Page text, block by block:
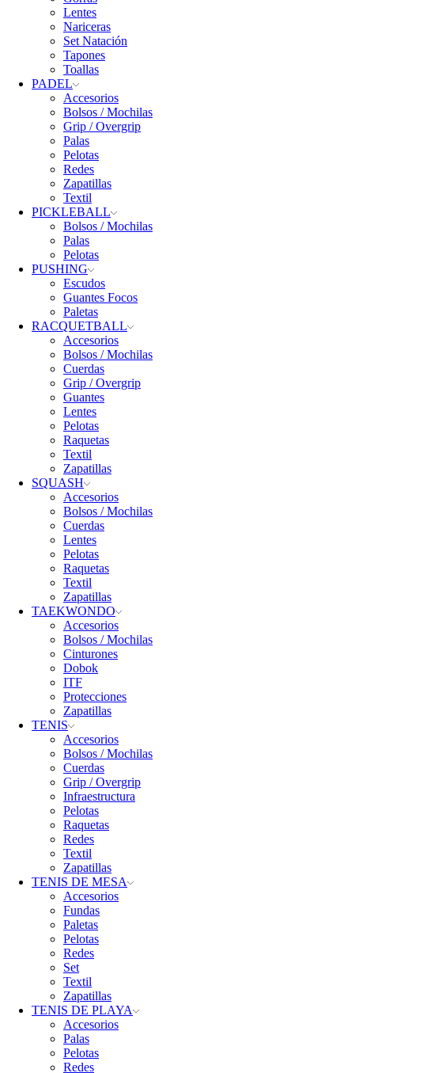
Lentes
Nariceras
Set Natación
Tapones
Toallas
PADEL
Accesorios
Bolsos / Mochilas
Grip / Overgrip
Palas
Pelotas
Redes
Zapatillas
Textil
PICKLEBALL
Bolsos / Mochilas
Palas
Pelotas
PUSHING
Escudos
Guantes Focos
Paletas
RACQUETBALL
Accesorios
Bolsos / Mochilas
Cuerdas
Grip / Overgrip
Guantes
Lentes
Pelotas
Raquetas
Textil
Zapatillas
SQUASH
Accesorios
Bolsos / Mochilas
Cuerdas
Lentes
Pelotas
Raquetas
Textil
Zapatillas
TAEKWONDO
Accesorios
Bolsos / Mochilas
Cinturones
Dobok
ITF
Protecciones
Zapatillas
TENIS
Accesorios
Bolsos / Mochilas
Cuerdas
Grip / Overgrip
Infraestructura
Pelotas
Raquetas
Redes
Textil
Zapatillas
TENIS DE MESA
Accesorios
Fundas
Paletas
Pelotas
Redes
Set
Textil
Zapatillas
TENIS DE PLAYA
Accesorios
Palas
Pelotas
Redes